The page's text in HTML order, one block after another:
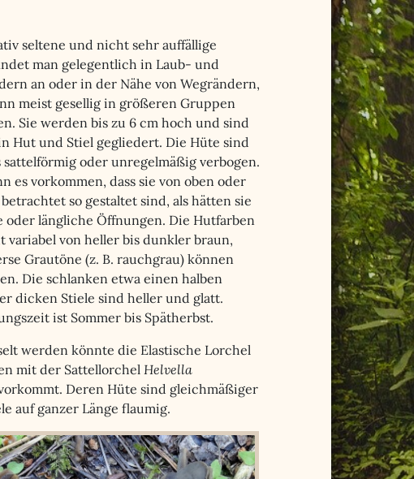
seltene und nicht sehr auffällige
man gelegentlich in Laub- und
an oder in der Nähe von Wegrändern,
meist gesellig in größeren Gruppen
Sie werden bis zu 6 cm hoch und sind
Hut und Stiel gegliedert. Die Hüte sind
sattelförmig oder unregelmäßig verbogen.
es vorkommen, dass sie von oben oder
so gestaltet sind, als hätten sie
längliche Öffnungen. Die Hutfarben
variabel von heller bis dunkler braun,
Grautöne (z. B. rauchgrau) können
Die schlanken etwa einen halben
dicken Stiele sind heller und glatt.
ist Sommer bis Spätherbst.
werden könnte die Elastische Lorchel
mit der Sattellorchel Helvella
Deren Hüte sind gleichmäßiger
auf ganzer Länge flaumig.